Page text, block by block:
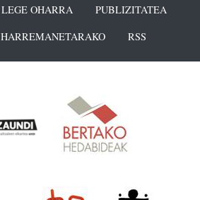
LEGE OHARRA
PUBLIZITATEA
HARREMANETARAKO RSS